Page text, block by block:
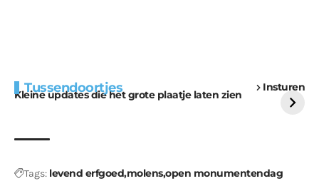
Tussendoortjes Insturen
Kleine updates die het grote plaatje laten zien
voor kabouters
uitdaging
Tags: levend erfgoedmolensopen monumentendag